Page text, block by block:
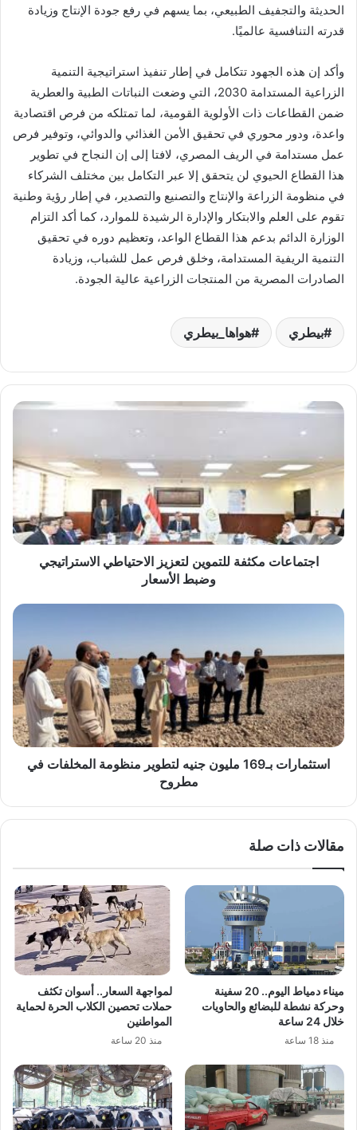
الحديثة والتجفيف الطبيعي، بما يسهم في رفع جودة الإنتاج وزيادة
قدرته التنافسية عالميًا.
وأكد إن هذه الجهود تتكامل في إطار تنفيذ استراتيجية التنمية
الزراعية المستدامة 2030، التي وضعت النباتات الطبية والعطرية
ضمن القطاعات ذات الأولوية القومية، لما تمتلكه من فرص اقتصادية
واعدة، ودور محوري في تحقيق الأمن الغذائي والدوائي، وتوفير فرص
عمل مستدامة في الريف المصري، لافتا إلى إن النجاح في تطوير
هذا القطاع الحيوي لن يتحقق إلا عبر التكامل بين مختلف الشركاء
في منظومة الزراعة والإنتاج والتصنيع والتصدير، في إطار رؤية وطنية
تقوم على العلم والابتكار والإدارة الرشيدة للموارد، كما أكد التزام
الوزارة الدائم بدعم هذا القطاع الواعد، وتعظيم دوره في تحقيق
التنمية الريفية المستدامة، وخلق فرص عمل للشباب، وزيادة
الصادرات المصرية من المنتجات الزراعية عالية الجودة.
بيطري هواها_بيطري
اجتماعات
لتعزيز
الاحتياطي
الاستراتيجي
وضبط
الأسعار
اجتماعات مكثفة للتموين لتعزيز الاحتياطي الاستراتيجي
وضبط الأسعار
استثمارات
جنيه
لتطوير
منظومة
المخلفات
في
مطروح
استثمارات بـ169 مليون جنيه لتطوير منظومة المخلفات في
مطروح
مقالات ذات صلة
ميناء دمياط اليوم.. 20 سفينة
وحركة نشطة للبضائع والحاويات
خلال 24 ساعة
منذ 18 ساعة
لمواجهة السعار.. أسوان تكثف
حملات تحصين الكلاب الحرة لحماية
المواطنين
منذ 20 ساعة